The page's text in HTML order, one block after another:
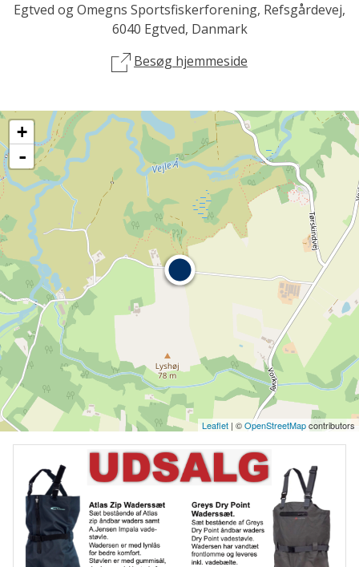
Egtved og Omegns Sportsfiskerforening, Refsgårdevej,
6040 Egtved, Danmark
Besøg hjemmeside
+
-
Leaflet | ©OpenStreetMapcontributors